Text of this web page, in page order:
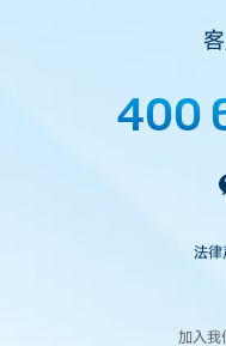
400
法律
加入我